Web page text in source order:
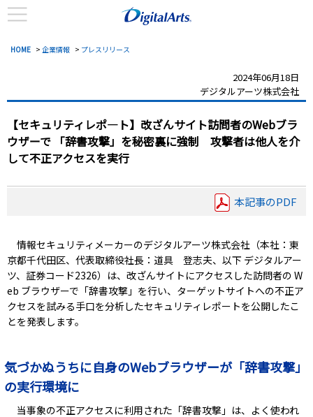
HOME > 企業情報 > プレスリリース
2024年06月18日
デジタルアーツ株式会社
【セキュリティレポ―ト】改ざんサイト訪問者のWebブラ
ウザーで 「辞書攻撃」を秘密裏に強制 攻撃者は他人を介
して不正アクセスを実行
本記事のPDF
情報セキュリティメーカーのデジタルアーツ株式会社（本社：東
京都千代田区、代表取締役社長：道具 登志夫、以下 デジタルアー
ツ、証券コード2326）は、改ざんサイトにアクセスした訪問者の W
eb ブラウザーで「辞書攻撃」を行い、ターゲットサイトへの不正ア
クセスを試みる手口を分析したセキュリティレポートを公開したこ
とを発表します。
気づかぬうちに自身のWebブラウザーが「辞書攻撃」
の実行環境に
当事象の不正アクセスに利用された「辞書攻撃」は、よく使われ